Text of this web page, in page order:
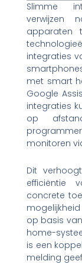
Slimme
verwijzen
apparaten
integraties
met smart
Google
integraties
op
monitoren
Dit
efficiëntie
concrete
op basis
home-
is een
melding